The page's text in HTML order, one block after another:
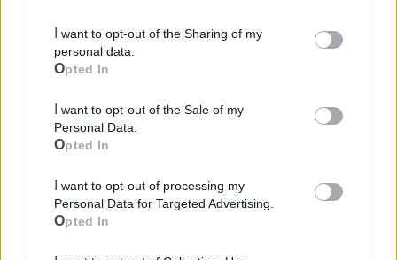
personal data.
Opted In
Personal Data.
Opted In
Personal Data for Targeted Advertising.
Opted In
Mondo CIA